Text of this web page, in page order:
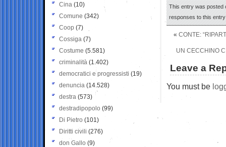
This entry was posted
responses to this
« CONTE:
UN CECCHINO
Leave a
You must be
Cina (10)
Comune (342)
Coop (7)
Cossiga (7)
Costume (5.581)
criminalità (1.402)
democratici e progressisti (19)
denuncia (14.528)
destra (573)
destradipopolo (99)
Di Pietro (101)
Diritti civili (276)
don Gallo (9)